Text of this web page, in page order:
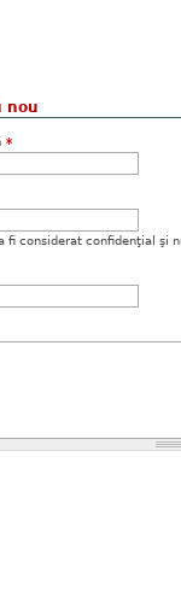
nou
*
fi considerat confidenţial şi